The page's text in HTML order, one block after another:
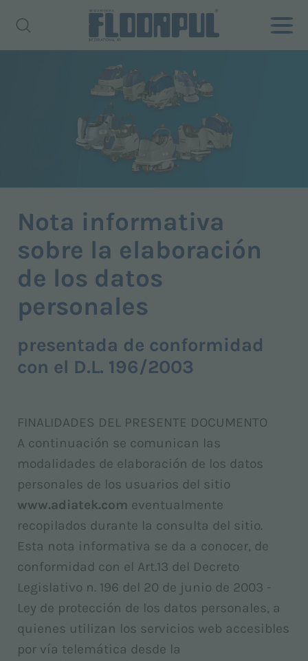
Nota informativa
sobre la elaboración
de los datos
personales
presentada de conformidad
con el D.L. 196/2003
FINALIDADES DEL PRESENTE DOCUMENTO
A continuación se comunican las
modalidades de elaboración de los datos
personales de los usuarios del sitio
www.adiatek.com eventualmente
recopilados durante la consulta del sitio.
Esta nota informativa se da a conocer, de
conformidad con el Art.13 del Decreto
Legislativo n. 196 del 20 de junio de 2003 -
Ley de protección de los datos personales, a
quienes utilizan los servicios web accesibles
por vía telemática desde la